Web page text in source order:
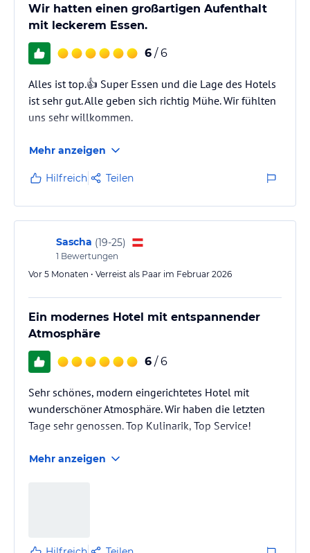
Wir hatten einen großartigen Aufenthalt
mit leckerem Essen.
6 / 6
Alles ist top.👍 Super Essen und die Lage des Hotels
ist sehr gut. Alle geben sich richtig Mühe. Wir fühlten
uns sehr willkommen.
Mehr anzeigen
Hilfreich Teilen
Sascha (19-25)
1 Bewertungen
Vor 5 Monaten • Verreist als Paar im Februar 2026
Ein modernes Hotel mit entspannender
Atmosphäre
6 / 6
Sehr schönes, modern eingerichtetes Hotel mit
wunderschöner Atmosphäre. Wir haben die letzten
Tage sehr genossen. Top Kulinarik, Top Service!
Mehr anzeigen